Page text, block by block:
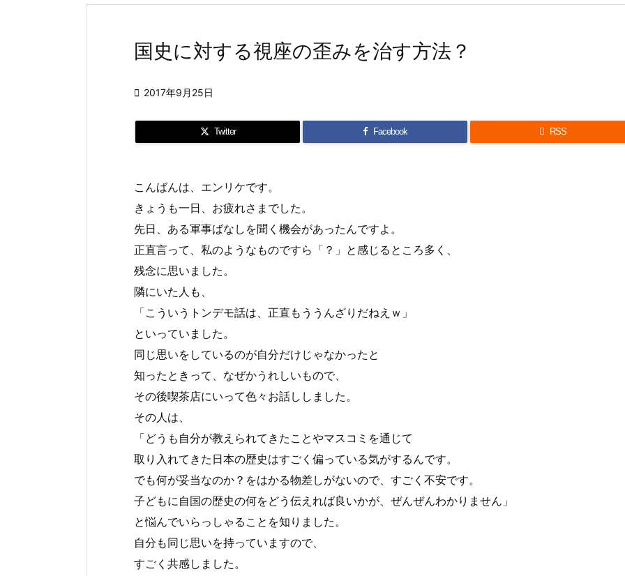
国史に対する視座の歪みを治す方法？
 2017年9月25日
Twitter Facebook  RSS
こんばんは、エンリケです。
きょうも一日、お疲れさまでした。
先日、ある軍事ばなしを聞く機会があったんですよ。
正直言って、私のようなものですら「？」と感じるところ多く、
残念に思いました。
隣にいた人も、
「こういうトンデモ話は、正直もううんざりだねえｗ」
といっていました。
同じ思いをしているのが自分だけじゃなかったと
知ったときって、なぜかうれしいもので、
その後喫茶店にいって色々お話ししました。
その人は、
「どうも自分が教えられてきたことやマスコミを通じて
取り入れてきた日本の歴史はすごく偏っている気がするんです。
でも何が妥当なのか？をはかる物差しがないので、すごく不安です。
子どもに自国の歴史の何をどう伝えれば良いかが、ぜんぜんわかりません」
と悩んでいらっしゃることを知りました。
自分も同じ思いを持っていますので、
すごく共感しました。